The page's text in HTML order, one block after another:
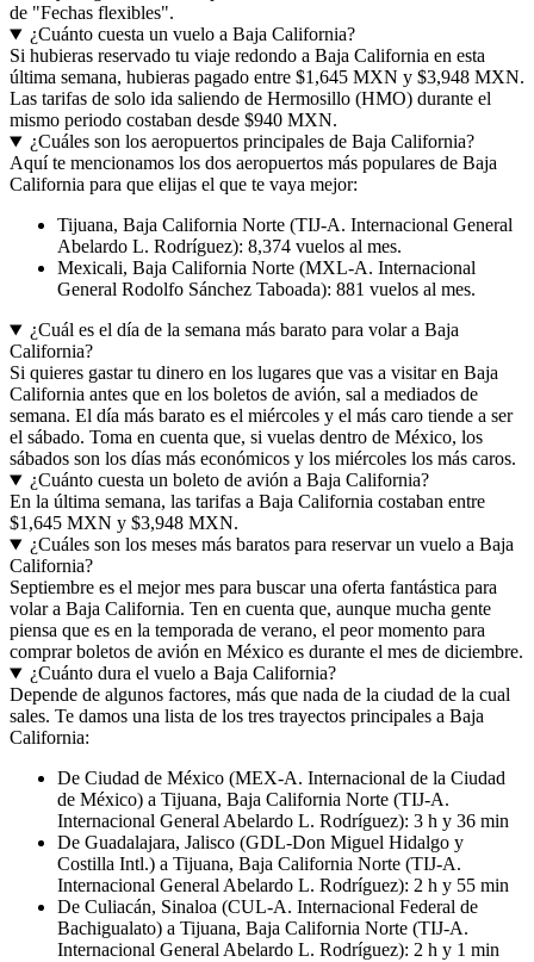
de "Fechas flexibles".
¿Cuánto cuesta un vuelo a Baja California?
Si hubieras reservado tu viaje redondo a Baja California en esta
última semana, hubieras pagado entre $1,645 MXN y $3,948 MXN.
Las tarifas de solo ida saliendo de Hermosillo (HMO) durante el
mismo periodo costaban desde $940 MXN.
¿Cuáles son los aeropuertos principales de Baja California?
Aquí te mencionamos los dos aeropuertos más populares de Baja
California para que elijas el que te vaya mejor:
Tijuana, Baja California Norte (TIJ-A. Internacional General
Abelardo L. Rodríguez): 8,374 vuelos al mes.
Mexicali, Baja California Norte (MXL-A. Internacional
General Rodolfo Sánchez Taboada): 881 vuelos al mes.
¿Cuál es el día de la semana más barato para volar a Baja
California?
Si quieres gastar tu dinero en los lugares que vas a visitar en Baja
California antes que en los boletos de avión, sal a mediados de
semana. El día más barato es el miércoles y el más caro tiende a ser
el sábado. Toma en cuenta que, si vuelas dentro de México, los
sábados son los días más económicos y los miércoles los más caros.
¿Cuánto cuesta un boleto de avión a Baja California?
En la última semana, las tarifas a Baja California costaban entre
$1,645 MXN y $3,948 MXN.
¿Cuáles son los meses más baratos para reservar un vuelo a Baja
California?
Septiembre es el mejor mes para buscar una oferta fantástica para
volar a Baja California. Ten en cuenta que, aunque mucha gente
piensa que es en la temporada de verano, el peor momento para
comprar boletos de avión en México es durante el mes de diciembre.
¿Cuánto dura el vuelo a Baja California?
Depende de algunos factores, más que nada de la ciudad de la cual
sales. Te damos una lista de los tres trayectos principales a Baja
California:
De Ciudad de México (MEX-A. Internacional de la Ciudad
de México) a Tijuana, Baja California Norte (TIJ-A.
Internacional General Abelardo L. Rodríguez): 3 h y 36 min
De Guadalajara, Jalisco (GDL-Don Miguel Hidalgo y
Costilla Intl.) a Tijuana, Baja California Norte (TIJ-A.
Internacional General Abelardo L. Rodríguez): 2 h y 55 min
De Culiacán, Sinaloa (CUL-A. Internacional Federal de
Bachigualato) a Tijuana, Baja California Norte (TIJ-A.
Internacional General Abelardo L. Rodríguez): 2 h y 1 min